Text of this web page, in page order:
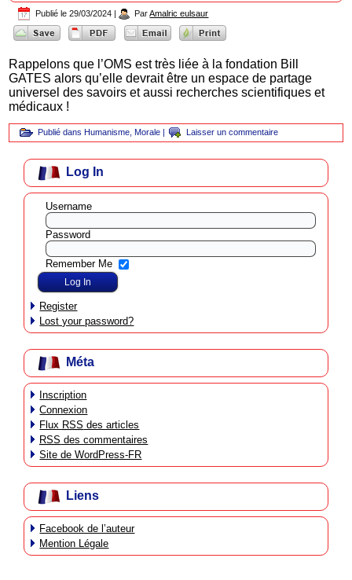
Publié le 29/03/2024 | Par Amalric eulsaur
Rappelons que l’OMS est très liée à la fondation Bill
GATES alors qu’elle devrait être un espace de partage
universel des savoirs et aussi recherches scientifiques et
médicaux !
Publié dans Humanisme Morale | Laisser un commentaire
Log In
Username
Password
Remember Me
Register
Lost your password?
Méta
Inscription
Connexion
Flux RSS des articles
RSS des commentaires
Site de WordPress-FR
Liens
Facebook de l’auteur
Mention Légale